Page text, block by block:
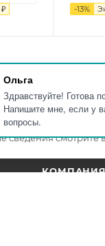
Ольга
Здравствуйте! Готова
Напишите мне, если у
вопросы.
₽ -13%
cookie,
с
сведения смотрите